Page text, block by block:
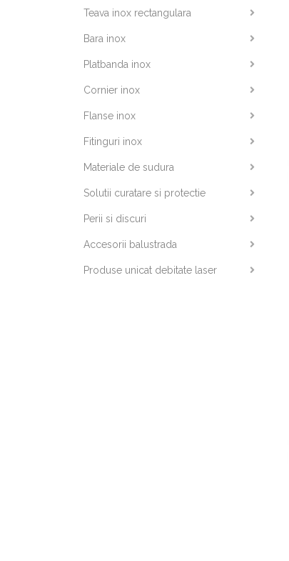
Teava inox rectangulara
Bara inox
Platbanda inox
Cornier inox
Flanse inox
Fitinguri inox
Materiale de sudura
Solutii curatare si protectie
Perii si discuri
Accesorii balustrada
Produse unicat debitate laser